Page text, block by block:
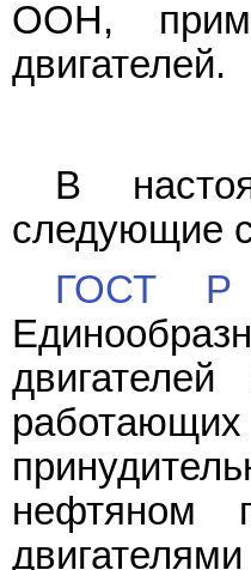
ООН,
двигателей.
В
следующие
ГОСТ Р
нефтяном